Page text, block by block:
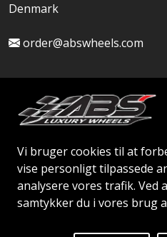
Vi bruger cookies til at
vise personligt tilpassede
analysere vores trafik. Ved
samtykker du i vores brug
Denmark
order@abswheels.com
Ansøg om